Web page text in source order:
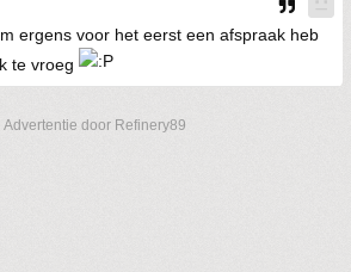
ergens voor het eerst een afspraak heb
te vroeg
door Refinery89